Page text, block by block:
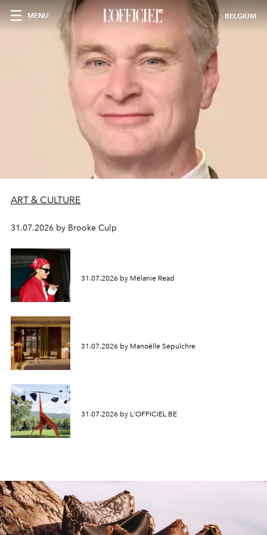
MENU BELGIUM
ART & CULTURE
31.07.2026 by Brooke Culp
31.07.2026 by Mélanie Read
31.07.2026 by Manoëlle Sepulchre
31.07.2026 by L'OFFICIEL BE